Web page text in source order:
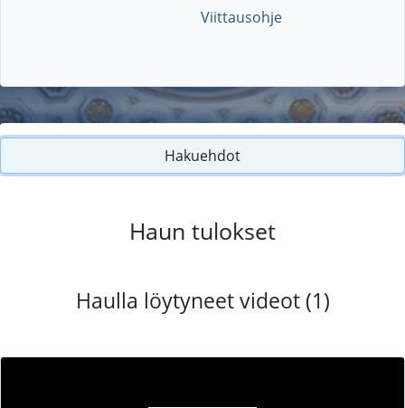
Viittausohje
Hakuehdot
Haun tulokset
Haulla löytyneet videot (1)